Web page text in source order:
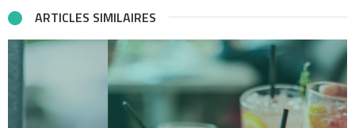
ARTICLES SIMILAIRES